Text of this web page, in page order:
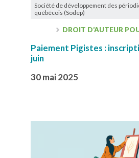
Société de développement des
québécois (Sodep)
DROIT D’AUTEUR
Paiement Pigistes :
juin
30 mai 2025